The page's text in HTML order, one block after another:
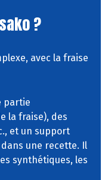
?
avec la fraise
partie
la fraise), des
et un support
une recette. Il
synthétiques, les